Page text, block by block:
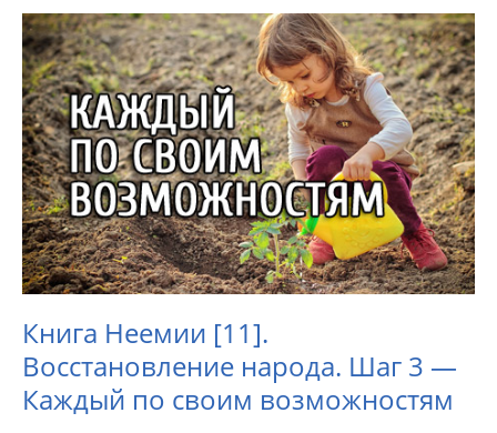
Книга Неемии [11].
Восстановление народа. Шаг 3 —
Каждый по своим возможностям